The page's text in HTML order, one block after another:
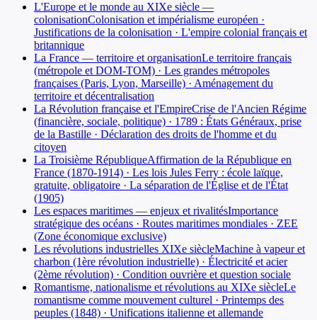
L'Europe et le monde au XIXe siècle —
colonisationColonisation et impérialisme européen ·
Justifications de la colonisation · L'empire colonial français et
britannique
La France — territoire et organisationLe territoire français
(métropole et DOM-TOM) · Les grandes métropoles
françaises (Paris, Lyon, Marseille) · Aménagement du
territoire et décentralisation
La Révolution française et l'EmpireCrise de l'Ancien Régime
(financière, sociale, politique) · 1789 : États Généraux, prise
de la Bastille · Déclaration des droits de l'homme et du
citoyen
La Troisième RépubliqueAffirmation de la République en
France (1870-1914) · Les lois Jules Ferry : école laïque,
gratuite, obligatoire · La séparation de l'Église et de l'État
(1905)
Les espaces maritimes — enjeux et rivalitésImportance
stratégique des océans · Routes maritimes mondiales · ZEE
(Zone économique exclusive)
Les révolutions industrielles XIXe siècleMachine à vapeur et
charbon (1ère révolution industrielle) · Électricité et acier
(2ème révolution) · Condition ouvrière et question sociale
Romantisme, nationalisme et révolutions au XIXe siècleLe
romantisme comme mouvement culturel · Printemps des
peuples (1848) · Unifications italienne et allemande